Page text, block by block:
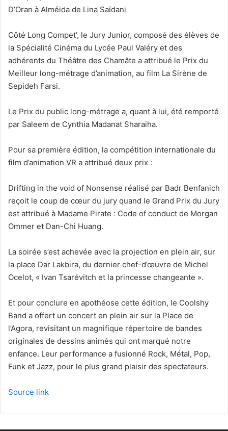
D’Oran à Alméida de Lina Saïdani
Côté Long Compet’, le Jury Junior, composé des élèves de
la Spécialité Cinéma du Lycée Paul Valéry et des
adhérents du Théâtre des Chamâte a attribué le Prix du
Meilleur long-métrage d’animation, au film La Sirène de
Sepideh Farsi.
Le Prix du public long-métrage a, quant à lui, été remporté
par Saleem de Cynthia Madanat Sharaiha.
Pour sa première édition, la compétition internationale du
film d’animation VR a attribué deux prix :
Drifting in the void of Nonsense réalisé par Badr Benfanich
reçoit le coup de cœur du jury quand le Grand Prix du Jury
est attribué à Madame Pirate : Code of conduct de Morgan
Ommer et Dan-Chi Huang.
La soirée s’est achevée avec la projection en plein air, sur
la place Dar Lakbira, du dernier chef-d’œuvre de Michel
Ocelot, « Ivan Tsarévitch et la princesse changeante ».
Et pour conclure en apothéose cette édition, le Coolshy
Band a offert un concert en plein air sur la Place de
l’Agora, revisitant un magnifique répertoire de bandes
originales de dessins animés qui ont marqué notre
enfance. Leur performance a fusionné Rock, Métal, Pop,
Funk et Jazz, pour le plus grand plaisir des spectateurs.
Source link